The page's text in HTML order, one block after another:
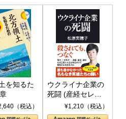
を知るた
（税込）
ウクライナ企業の
死闘 (産経セレク
ト S 039)¥1,210（税込）